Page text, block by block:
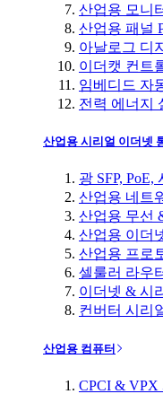
산업용 모니
산업용 패널
아날로그 디
이더캣 컨트
임베디드 자
전력 에너지
산업용 시리얼 이더넷
광 SFP,
산업용 네트
산업용 무선
산업용 이더
산업용 프로
셀룰러 라우
이더넷 & 시
컨버터 시리
산업용 컴퓨터
CPCI & VPX